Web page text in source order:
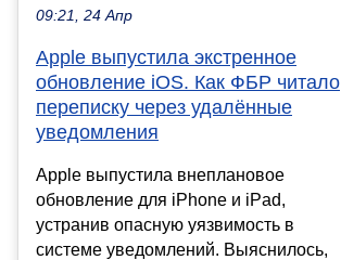
09:21, 24 Апр
Apple выпустила экстренное
обновление iOS. Как ФБР читало
переписку через удалённые
уведомления
Apple выпустила внеплановое
обновление для iPhone и iPad,
устранив опасную уязвимость в
системе уведомлений. Выяснилось,